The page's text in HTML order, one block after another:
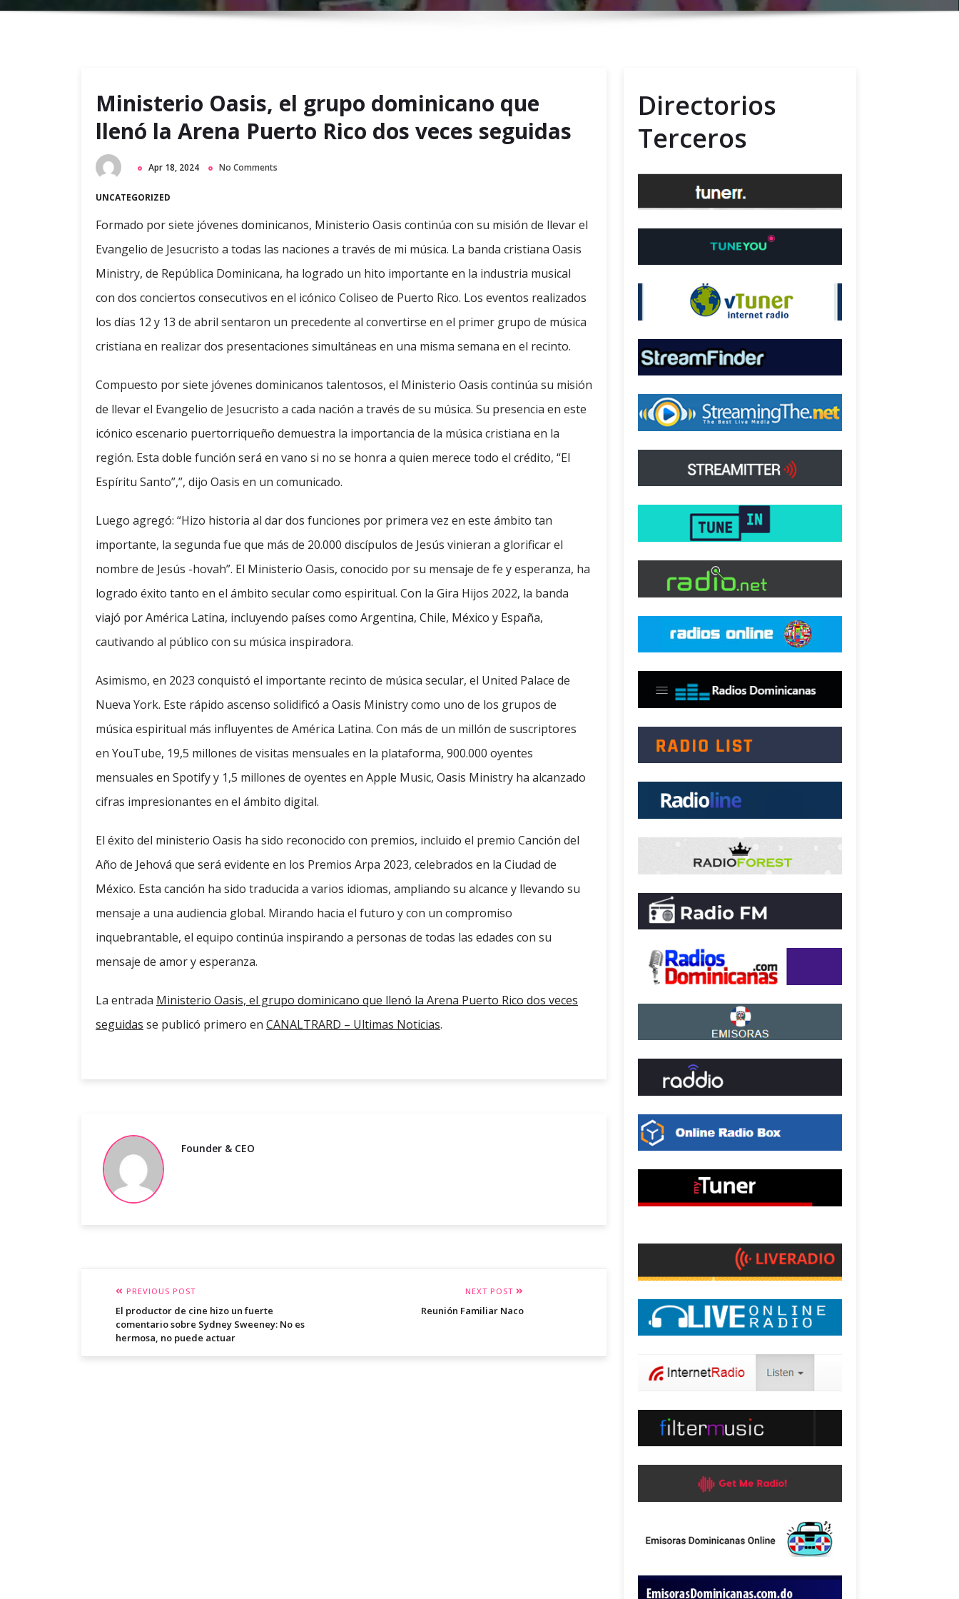
r
n
u
Ministerio Oasis, el grupo dominicano que
llenó la Arena Puerto Rico dos veces seguidas
Apr 18, 2024 No Comments
UNCATEGORIZED
Formado por siete jóvenes dominicanos, Ministerio Oasis continúa con su misión de llevar el
Evangelio de Jesucristo a todas las naciones a través de mi música. La banda cristiana Oasis
Ministry, de República Dominicana, ha logrado un hito importante en la industria musical
con dos conciertos consecutivos en el icónico Coliseo de Puerto Rico. Los eventos realizados
los días 12 y 13 de abril sentaron un precedente al convertirse en el primer grupo de música
cristiana en realizar dos presentaciones simultáneas en una misma semana en el recinto.
Compuesto por siete jóvenes dominicanos talentosos, el Ministerio Oasis continúa su misión
de llevar el Evangelio de Jesucristo a cada nación a través de su música. Su presencia en este
icónico escenario puertorriqueño demuestra la importancia de la música cristiana en la
región. Esta doble función será en vano si no se honra a quien merece todo el crédito, “El
Espíritu Santo”,”, dijo Oasis en un comunicado.
Luego agregó: “Hizo historia al dar dos funciones por primera vez en este ámbito tan
importante, la segunda fue que más de 20.000 discípulos de Jesús vinieran a glorificar el
nombre de Jesús -hovah”. El Ministerio Oasis, conocido por su mensaje de fe y esperanza, ha
logrado éxito tanto en el ámbito secular como espiritual. Con la Gira Hijos 2022, la banda
viajó por América Latina, incluyendo países como Argentina, Chile, México y España,
cautivando al público con su música inspiradora.
Asimismo, en 2023 conquistó el importante recinto de música secular, el United Palace de
Nueva York. Este rápido ascenso solidificó a Oasis Ministry como uno de los grupos de
música espiritual más influyentes de América Latina. Con más de un millón de suscriptores
en YouTube, 19,5 millones de visitas mensuales en la plataforma, 900.000 oyentes
mensuales en Spotify y 1,5 millones de oyentes en Apple Music, Oasis Ministry ha alcanzado
cifras impresionantes en el ámbito digital.
El éxito del ministerio Oasis ha sido reconocido con premios, incluido el premio Canción del
Año de Jehová que será evidente en los Premios Arpa 2023, celebrados en la Ciudad de
México. Esta canción ha sido traducida a varios idiomas, ampliando su alcance y llevando su
mensaje a una audiencia global. Mirando hacia el futuro y con un compromiso
inquebrantable, el equipo continúa inspirando a personas de todas las edades con su
mensaje de amor y esperanza.
La entrada Ministerio Oasis, el grupo dominicano que llenó la Arena Puerto Rico dos veces
seguidas se publicó primero en CANALTRARD – Ultimas Noticias.
Founder & CEO
PREVIOUS POST
El productor de cine hizo un fuerte
comentario sobre Sydney Sweeney: No es
hermosa, no puede actuar
NEXT POST
Reunión Familiar Naco
Directorios
Terceros